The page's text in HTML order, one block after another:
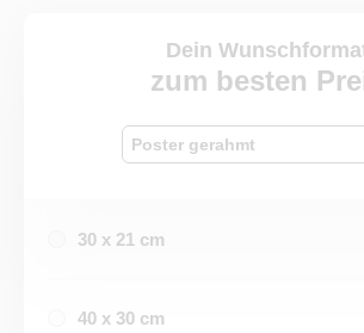
Dein
zum besten
Poster gerahmt
30 x 21 cm
40 x 30 cm